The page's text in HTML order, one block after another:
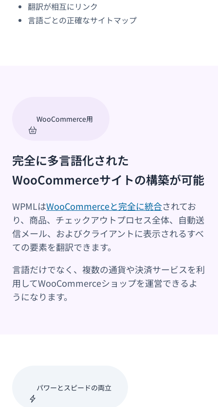
翻訳が相互にリンク
言語ごとの正確なサイトマップ
WooCommerce用
完全に多言語化された
WooCommerceサイトの構築が可能
WPMLはWooCommerceと完全に統合されてお
り、商品、チェックアウトプロセス全体、自動送
信メール、およびクライアントに表示されるすべ
ての要素を翻訳できます。
言語だけでなく、複数の通貨や決済サービスを利
用してWooCommerceショップを運営できるよ
うになります。
パワーとスピードの両立